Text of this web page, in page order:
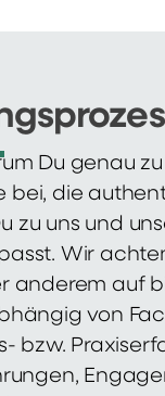
Du genau
bei, die
zu uns und
Wir
anderem auf
von
bzw.